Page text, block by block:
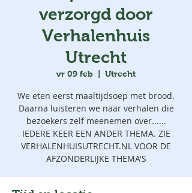
verzorgd door
Verhalenhuis
Utrecht
vr 09 feb Utrecht
We eten eerst maaltijdsoep met brood.
Daarna luisteren we naar verhalen die
bezoekers zelf meenemen over......
IEDERE KEER EEN ANDER THEMA. ZIE
VERHALENHUISUTRECHT.NL VOOR DE
AFZONDERLIJKE THEMA'S